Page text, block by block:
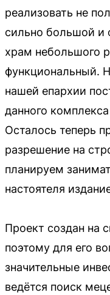
реализовать не
сильно большой и
храм небольшого
функциональный.
нашей епархии
данного
Осталось теперь
разрешение на
планируем
настоятеля
Проект создан на
поэтому для его
значительные
ведётся поиск